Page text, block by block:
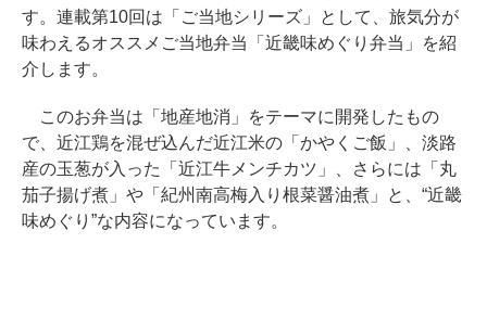
す。連載第10回は「ご当地シリーズ」として、旅気分が
味わえるオススメご当地弁当「近畿味めぐり弁当」を紹
介します。
このお弁当は「地産地消」をテーマに開発したもの
で、近江鶏を混ぜ込んだ近江米の「かやくご飯」、淡路
産の玉葱が入った「近江牛メンチカツ」、さらには「丸
茄子揚げ煮」や「紀州南高梅入り根菜醤油煮」と、“近畿
味めぐり”な内容になっています。